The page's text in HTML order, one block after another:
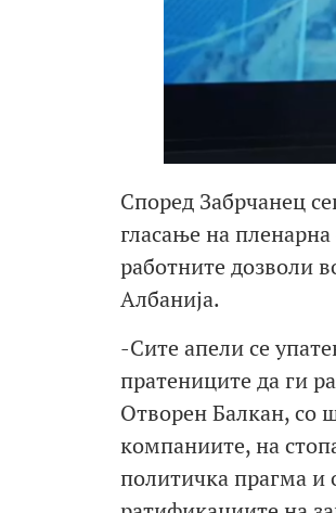
Според Забрчанец
гласање на
работните дозволи
Албанија.
-Сите апели се
пратениците да ги
Отворен Балкан, со
компаниите, на
политичка прагма и